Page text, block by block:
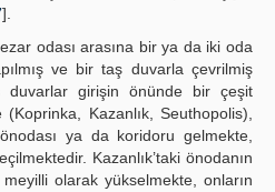
].
odası arasına bir ya da iki oda
ve bir taş duvarla çevrilmiş
duvarlar girişin önünde bir çeşit
Kazanlık, Seuthopolis),
ya da koridoru gelmekte,
Kazanlık’taki önodanın
olarak yükselmekte, onların